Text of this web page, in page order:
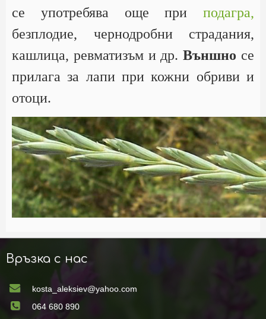
се употребява още при подагра,
безплодие, чернодробни страдания,
кашлица, ревматизъм и др.Външно се
прилага за лапи при кожни обриви и
отоци.
Връзка с нас
kosta_aleksiev@yahoo.com
064 680 890